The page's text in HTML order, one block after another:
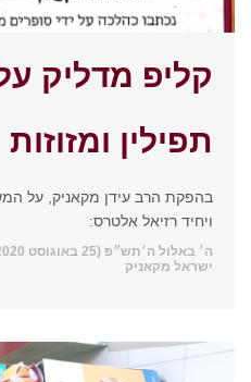
קליפ מדליק
תפילין ומזוזות
בהפקת הרב עידן מקאניק, על
ויחיד רזיאל אלטרס:
ה׳ באלול ה׳תש״פ (25 באוגוסט 2020)
ישראל מקאניק